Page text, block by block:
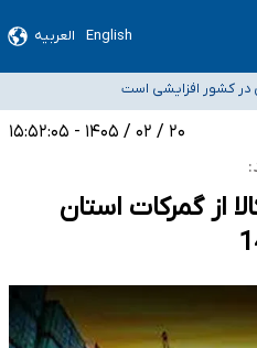
English العربیه
جدی شدند/ تخریب کامل دو رادار در
کشور افزایشی است
شناسایی پولشویی/ کم‌اظهاری و
کیست؟/ غارت پول نفت کشور با پاسپورت
زنان را به تأخیر انداخت
۲۰ / ۰۲ / ۱۴۰۵ - ۱۵:۵۲:۰۵
تن کالا از گمرکات استان